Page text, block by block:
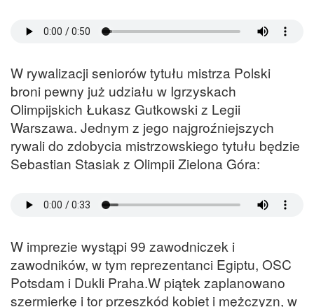
W rywalizacji seniorów tytułu mistrza Polski
broni pewny już udziału w Igrzyskach
Olimpijskich Łukasz Gutkowski z Legii
Warszawa. Jednym z jego najgroźniejszych
rywali do zdobycia mistrzowskiego tytułu będzie
Sebastian Stasiak z Olimpii Zielona Góra:
W imprezie wystąpi 99 zawodniczek i
zawodników, w tym reprezentanci Egiptu, OSC
Potsdam i Dukli Praha.W piątek zaplanowano
szermierkę i tor przeszkód kobiet i mężczyzn, w